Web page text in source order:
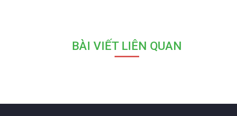
BÀI VIẾT LIÊN QUAN